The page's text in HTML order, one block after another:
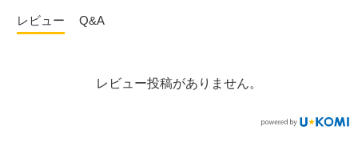
レビュー Q&A
レビュー投稿がありません。